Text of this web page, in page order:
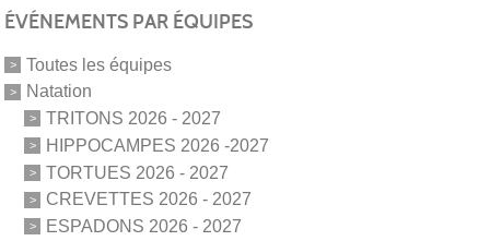
ÉVÉNEMENTS PAR ÉQUIPES
Toutes les équipes
Natation
TRITONS 2026 - 2027
HIPPOCAMPES 2026 -2027
TORTUES 2026 - 2027
CREVETTES 2026 - 2027
ESPADONS 2026 - 2027